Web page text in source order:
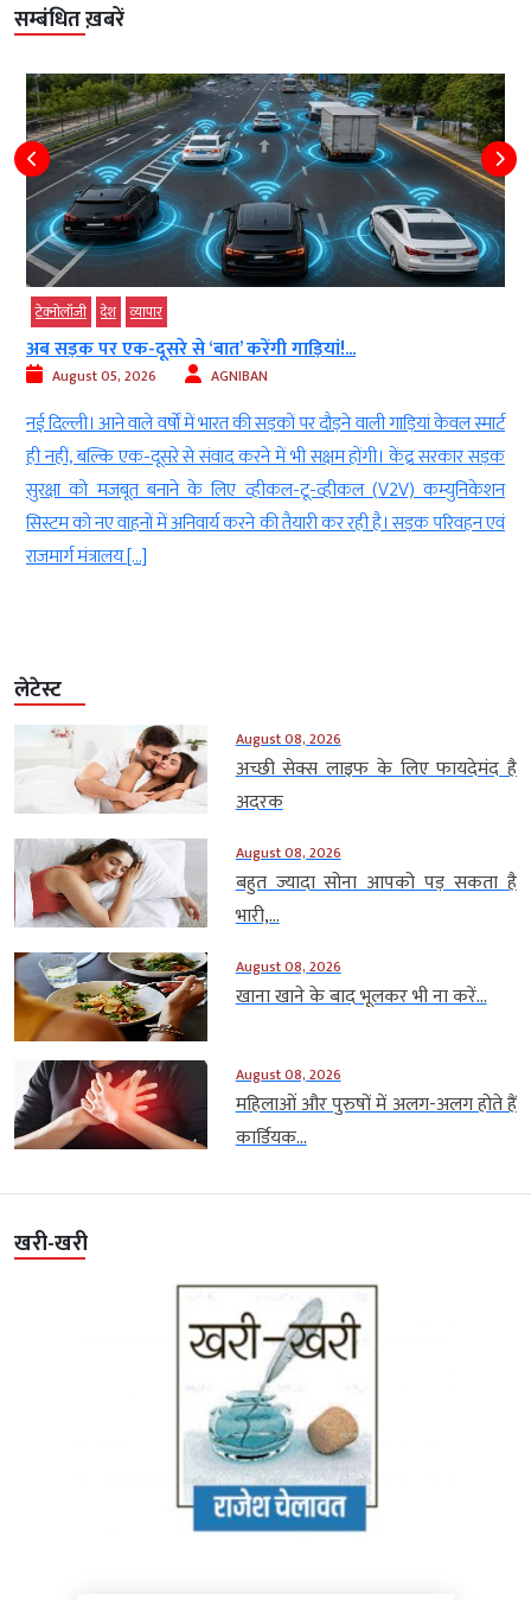
सम्बंधित ख़बरें
टेक्‍नोलॉजी देश व्‍यापार
अब सड़क पर एक-दूसरे से ‘बात’ करेंगी गाड़ियां!...
August 05, 2026 AGNIBAN
नई दिल्ली। आने वाले वर्षों में भारत की सड़कों पर दौड़ने वाली गाड़ियां केवल स्मार्ट
ही नहीं, बल्कि एक-दूसरे से संवाद करने में भी सक्षम होंगी। केंद्र सरकार सड़क
सुरक्षा को मजबूत बनाने के लिए व्हीकल-टू-व्हीकल (V2V) कम्युनिकेशन
सिस्टम को नए वाहनों में अनिवार्य करने की तैयारी कर रही है। सड़क परिवहन एवं
राजमार्ग मंत्रालय […]
लेटेस्ट
August 08, 2026
अच्छी सेक्स लाइफ के लिए फायदेमंद है
अदरक
August 08, 2026
बहुत ज्यादा सोना आपको पड़ सकता है
भारी,...
August 08, 2026
खाना खाने के बाद भूलकर भी ना करें...
August 08, 2026
महिलाओं और पुरुषों में अलग-अलग होते हैं
कार्डियक...
खरी-खरी